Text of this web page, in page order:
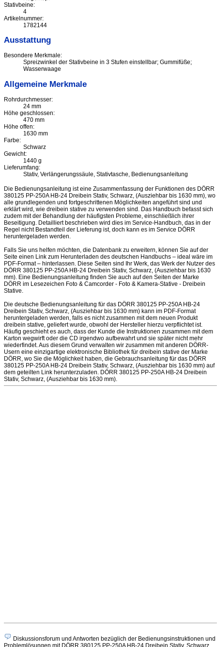
Stativbeine:
4
Artikelnummer:
1782144
Ausstattung
Besondere Merkmale:
Spreizwinkel der Stativbeine in 3 Stufen einstellbar; Gummifüße;
Wasserwaage
Allgemeine Merkmale
Rohrdurchmesser:
24 mm
Höhe geschlossen:
470 mm
Höhe offen:
1630 mm
Farbe:
Schwarz
Gewicht:
1440 g
Lieferumfang:
Stativ, Verlängerungssäule, Stativtasche, Bedienungsanleitung
Die Bedienungsanleitung ist eine Zusammenfassung der Funktionen des DÖRR
380125 PP-250A HB-24 Dreibein Stativ, Schwarz, (Ausziehbar bis 1630 mm), wo
alle grundlegenden und fortgeschrittenen Möglichkeiten angeführt sind und
erklärt wird, wie dreibein stative zu verwenden sind. Das Handbuch befasst sich
zudem mit der Behandlung der häufigsten Probleme, einschließlich ihrer
Beseitigung. Detailliert beschrieben wird dies im Service-Handbuch, das in der
Regel nicht Bestandteil der Lieferung ist, doch kann es im Service DÖRR
heruntergeladen werden.
Falls Sie uns helfen möchten, die Datenbank zu erweitern, können Sie auf der
Seite einen Link zum Herunterladen des deutschen Handbuchs – ideal wäre im
PDF-Format – hinterlassen. Diese Seiten sind Ihr Werk, das Werk der Nutzer des
DÖRR 380125 PP-250A HB-24 Dreibein Stativ, Schwarz, (Ausziehbar bis 1630
mm). Eine Bedienungsanleitung finden Sie auch auf den Seiten der Marke
DÖRR im Lesezeichen Foto & Camcorder - Foto & Kamera-Stative - Dreibein
Stative.
Die deutsche Bedienungsanleitung für das DÖRR 380125 PP-250A HB-24
Dreibein Stativ, Schwarz, (Ausziehbar bis 1630 mm) kann im PDF-Format
heruntergeladen werden, falls es nicht zusammen mit dem neuen Produkt
dreibein stative, geliefert wurde, obwohl der Hersteller hierzu verpflichtet ist.
Häufig geschieht es auch, dass der Kunde die Instruktionen zusammen mit dem
Karton wegwirft oder die CD irgendwo aufbewahrt und sie später nicht mehr
wiederfindet. Aus diesem Grund verwalten wir zusammen mit anderen DÖRR-
Usern eine einzigartige elektronische Bibliothek für dreibein stative der Marke
DÖRR, wo Sie die Möglichkeit haben, die Gebrauchsanleitung für das DÖRR
380125 PP-250A HB-24 Dreibein Stativ, Schwarz, (Ausziehbar bis 1630 mm) auf
dem geteilten Link herunterzuladen. DÖRR 380125 PP-250A HB-24 Dreibein
Stativ, Schwarz, (Ausziehbar bis 1630 mm).
Diskussionsforum und Antworten bezüglich der Bedienungsinstruktionen und
Problemlösungen mit DÖRR 380125 PP-250A HB-24 Dreibein Stativ, Schwarz,